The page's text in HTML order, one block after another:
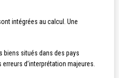
intégrées au calcul. Une
biens situés dans des pays
d’interprétation majeures.